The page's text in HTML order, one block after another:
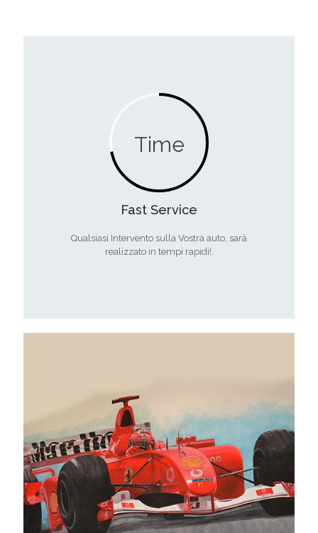
Time
Fast Service
Qualsiasi Intervento sulla Vostra auto, sarà
realizzato in tempi rapidi!.